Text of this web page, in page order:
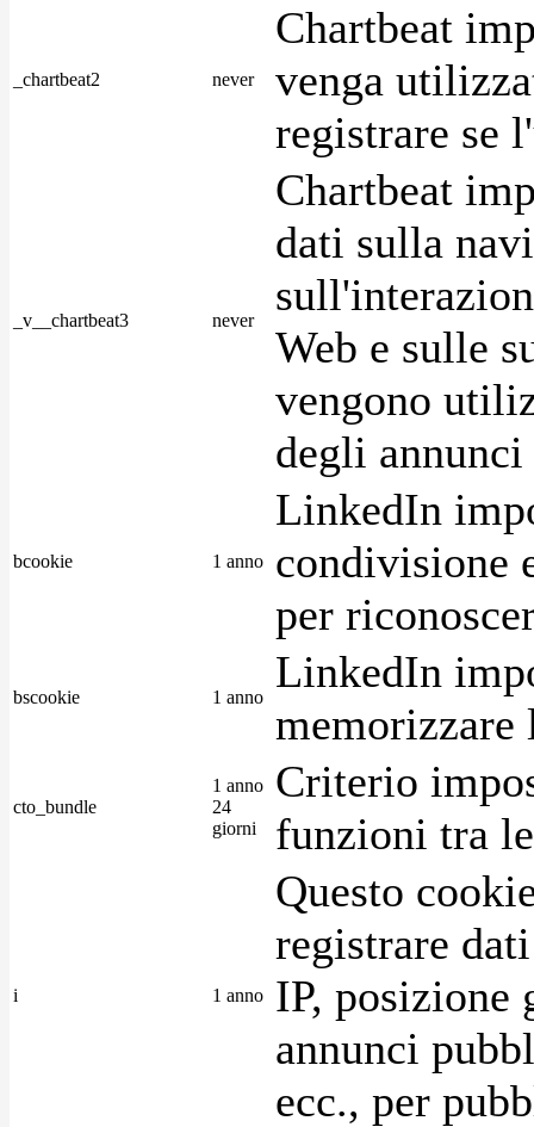
_chartbeat2 never
Chartbeat
venga
registrare se
_v__chartbeat3 never
Chartbeat
dati sulla
Web e sulle
vengono
degli
bcookie 1 anno
LinkedIn
condivisione
per
bscookie 1 anno
LinkedIn
memorizzare
cto_bundle
1 anno
24
giorni
Criterio
funzioni tra
i 1 anno
Questo
registrare
IP, posizione
annunci
ecc., per